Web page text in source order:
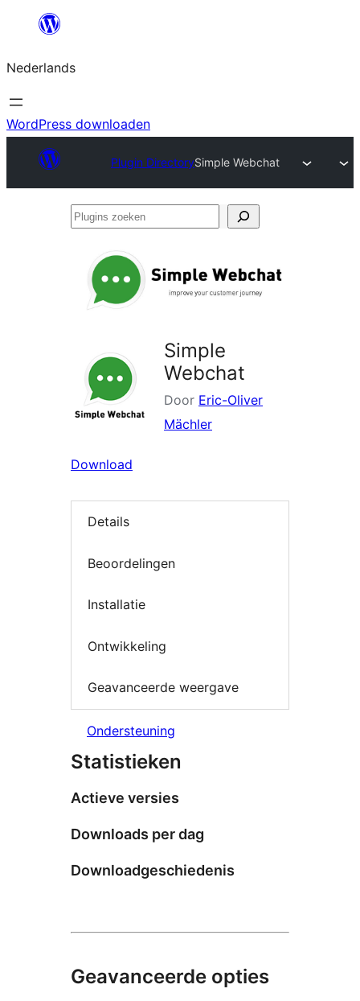
de
inhoud
Nederlands
WordPress downloaden
Plugin DirectorySimple Webchat
Plugins
Simple
Webchat
Door Eric-Oliver
Mächler
Download
Details
Beoordelingen
Installatie
Ontwikkeling
Geavanceerde weergave
Ondersteuning
Statistieken
Actieve versies
Downloads per dag
Downloadgeschiedenis
Geavanceerde opties